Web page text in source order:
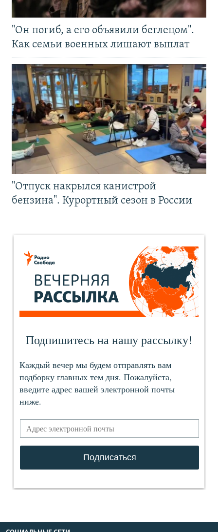
"Он погиб, а его объявили беглецом".
Как семьи военных лишают выплат
"Отпуск накрылся канистрой
бензина". Курортный сезон в России